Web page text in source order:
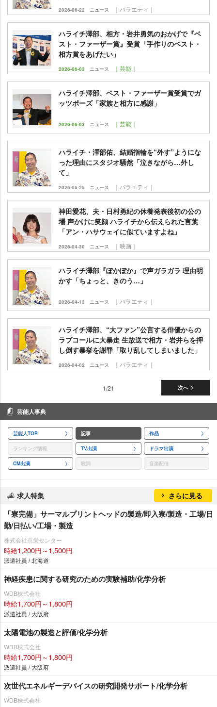
2026-06-22 ニュース ｜バラエティ｜
ハライチ澤部、相方・岩井勇気のおかげで『ベ
スト・ファーザー賞』受賞「手作りのベスト・
相方賞をあげたい」
2026-06-03 ニュース ｜芸能｜
ハライチ澤部、ベスト・ファーザー賞受賞でガ
ッツポーズ「家族と相方に感謝」
2026-06-03 ニュース ｜芸能｜
ハライチ・澤部佑、結婚指輪を“外す”ようにな
った理由にスタジオ騒然「泣きながら…外し
て」
2026-05-25 ニュース ｜バラエティ｜
神田愛花、夫・日村勇紀の休養発表後初の公の
場 声かけに笑顔 ハライチから伝えられた言葉
「アン・ハサウェイに似ていますよね」
2026-04-30 ニュース ｜映画｜
ハライチ澤部『ぽかぽか』で声ガラガラ 理由明
かす「ちょっと、きのう…」
2026-04-13 ニュース ｜バラエティ｜
ハライチ澤部、“大ファン”公言する俳優からの
ラブコールに大暴走 生放送で相方・岩井らを押
し倒す暴挙を謝罪「取り乱してしまいました」
2026-04-02 ニュース ｜バラエティ｜
次へ
1/21
芸能人事典
芸能人TOP 記事 作品
ランキング情報 TV出演 ドラマ出演
CM出演 歌詞 音楽配信
求人特集 さらに見る
「寮完備」サーマルプリントヘッドの製造/即入寮/製造・工場/日
勤/日払い/工場・製造
株式会社京栄センター
時給1,200円～1,500円
派遣社員 / 北海道
神経疾患に関する研究のための実験補助/化学分析
WDB株式会社
時給1,700円～1,800円
派遣社員 / 大阪府
太陽電池の製造と評価/化学分析
WDB株式会社
時給1,700円～1,800円
派遣社員 / 大阪府
次世代エネルギーデバイスの研究開発サポート/化学分析
WDB株式会社